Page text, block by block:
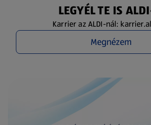
LEGYÉL TE IS
Karrier az ALDI-nál:
Megnézem